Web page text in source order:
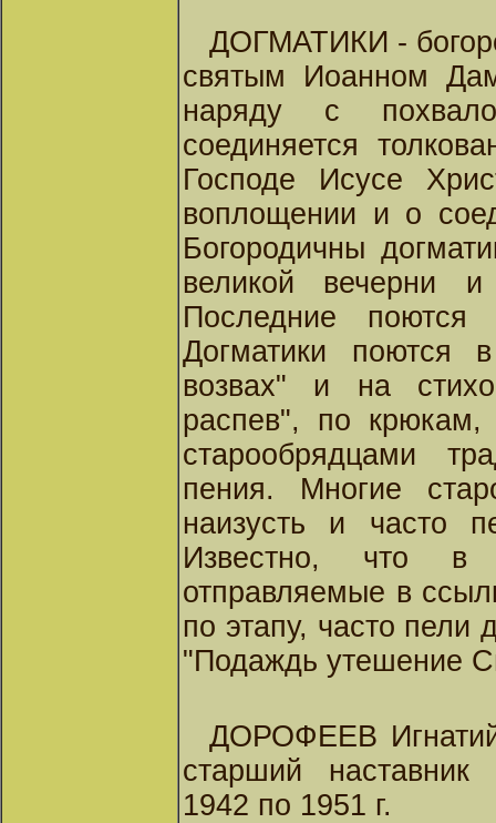
ДОГМАТИКИ -
святым Иоанном
наряду с
соединяется
Господе Исусе
воплощении и о
Богородичны
великой вечерни
Последние
Догматики поются
возвах" и на
распев", по
старообрядцами
пения. Многие
наизусть и часто
Известно, что в
отправляемые в
по этапу, часто пели
"Подаждь утешение
ДОРОФЕЕВ
старший
1942 по 1951 г.